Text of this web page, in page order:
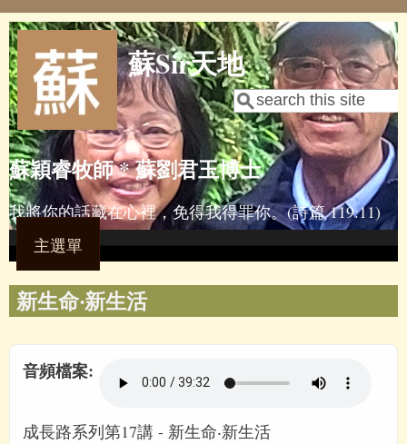
Skip to main content
蘇Sir天地
Search form
Search
蘇穎睿牧師 * 蘇劉君玉博士
我將你的話藏在心裡，免得我得罪你。(詩篇 119:11)
主選單
新生命‧新生活
音頻檔案:
成長路系列第17講 - 新生命‧新生活